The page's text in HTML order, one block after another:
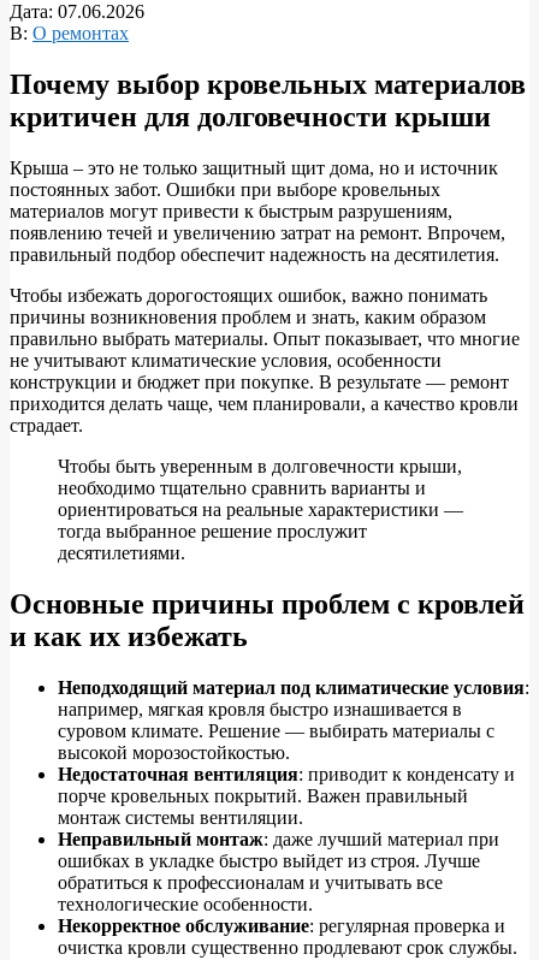
Дата: 07.06.2026
В: О ремонтах
Почему выбор кровельных материалов
критичен для долговечности крыши
Крыша – это не только защитный щит дома, но и источник
постоянных забот. Ошибки при выборе кровельных
материалов могут привести к быстрым разрушениям,
появлению течей и увеличению затрат на ремонт. Впрочем,
правильный подбор обеспечит надежность на десятилетия.
Чтобы избежать дорогостоящих ошибок, важно понимать
причины возникновения проблем и знать, каким образом
правильно выбрать материалы. Опыт показывает, что многие
не учитывают климатические условия, особенности
конструкции и бюджет при покупке. В результате — ремонт
приходится делать чаще, чем планировали, а качество кровли
страдает.
Чтобы быть уверенным в долговечности крыши,
необходимо тщательно сравнить варианты и
ориентироваться на реальные характеристики —
тогда выбранное решение прослужит
десятилетиями.
Основные причины проблем с кровлей
и как их избежать
Неподходящий материал под климатические условия:
например, мягкая кровля быстро изнашивается в
суровом климате. Решение — выбирать материалы с
высокой морозостойкостью.
Недостаточная вентиляция: приводит к конденсату и
порче кровельных покрытий. Важен правильный
монтаж системы вентиляции.
Неправильный монтаж: даже лучший материал при
ошибках в укладке быстро выйдет из строя. Лучше
обратиться к профессионалам и учитывать все
технологические особенности.
Некорректное обслуживание: регулярная проверка и
очистка кровли существенно продлевают срок службы.